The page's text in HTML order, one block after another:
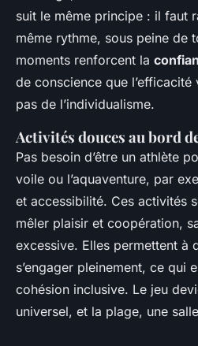
suit le même principe : il faut
même rythme, sous peine de
moments renforcent la
de conscience que l’efficacité
pas de l’individualisme.
Activités douces au bord
Pas besoin d’être un athlète
voile ou l’aquaventure, par
et accessibilité. Ces activités
mêler plaisir et coopération,
excessive. Elles permettent à
s’engager pleinement, ce qui
cohésion inclusive. Le jeu
universel, et la plage, une